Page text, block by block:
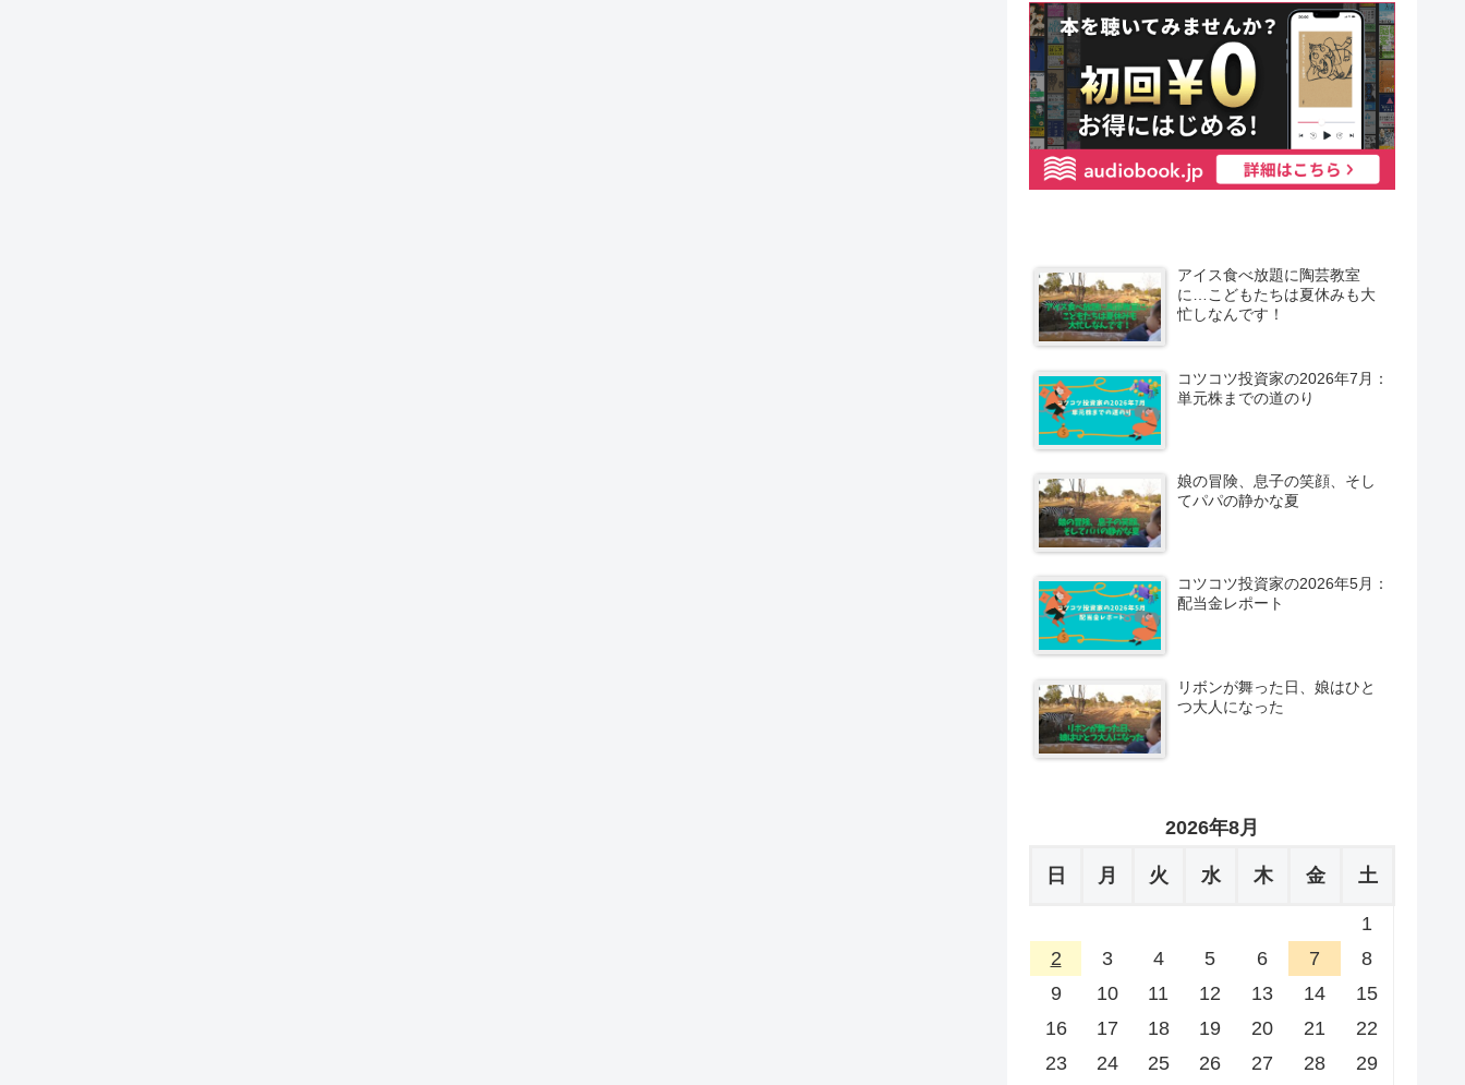
アイス食べ放題に陶芸教室
に…こどもたちは夏休みも大
忙しなんです！
コツコツ投資家の2026年7月：
単元株までの道のり
娘の冒険、息子の笑顔、そし
てパパの静かな夏
コツコツ投資家の2026年5月：
配当金レポート
リボンが舞った日、娘はひと
つ大人になった
2026年8月
日 月 火 水 木 金 土
1
2
3 4 5 6 7
8
9
10 11 12 13 14
15
16
17 18 19 20 21
22
23
24 25 26 27 28
29